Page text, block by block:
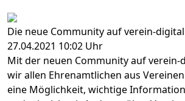
Die neue Community auf verein-
27.04.2021 10:02 Uhr
Mit der neuen Community auf
wir allen Ehrenamtlichen aus
eine Möglichkeit, wichtige